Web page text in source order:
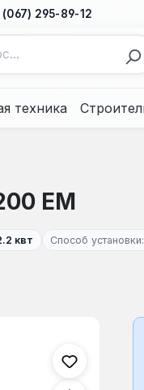
295-89-12
техника
EM
квт Способ установки: